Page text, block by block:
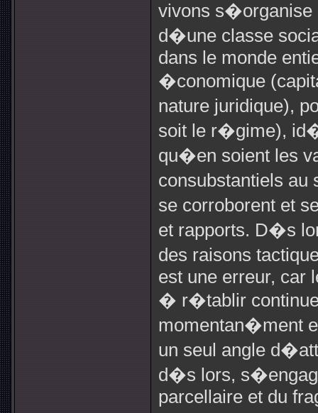
vivons s�organise
d�une classe
dans le monde
�conomique
nature juridique),
soit le r�gime),
qu�en soient les
consubstantiels
se corroborent et
et rapports. D�s
des raisons
est une erreur, car
� r�tablir
momentan�ment
un seul angle
d�s lors,
parcellaire et du